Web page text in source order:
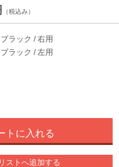
（税込み）
ラック / 右用
ラック / 左用
トに入れる
ストへ追加する